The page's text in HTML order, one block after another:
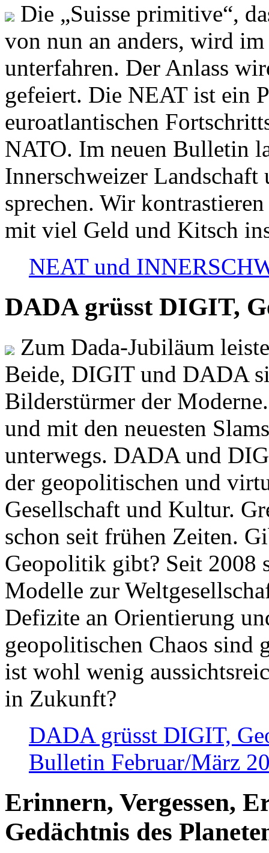
Die „Suisse primitive“,
von nun an anders, wird
unterfahren. Der Anlass
gefeiert. Die NEAT ist ein
euroatlantischen
NATO. Im neuen Bulletin
Innerschweizer
sprechen. Wir
mit viel Geld und Kitsch
NEAT und
DADA grüsst DIGIT,
Zum Dada-Jubiläum
Beide, DIGIT und DADA
Bilderstürmer der
und mit den neuesten
unterwegs. DADA und
der geopolitischen und
Gesellschaft und Kultur.
schon seit frühen Zeiten.
Geopolitik gibt? Seit 2008
Modelle zur
Defizite an Orientierung
geopolitischen Chaos sind
ist wohl wenig
in Zukunft?
DADA grüsst DIGIT,
Bulletin Februar/März
Erinnern, Vergessen,
Gedächtnis des